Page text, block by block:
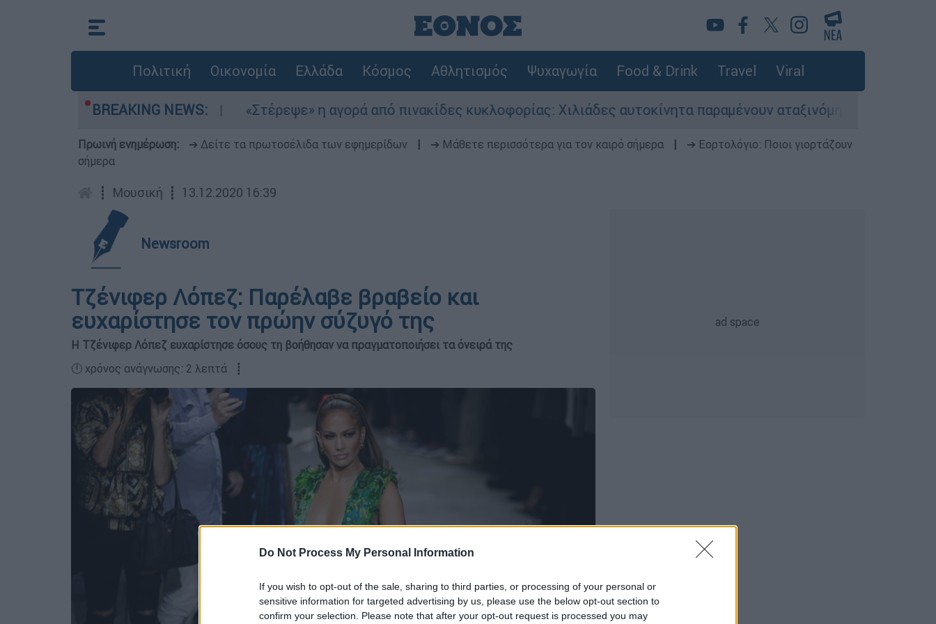
Do Not Process My Personal Information
If you wish to opt-out of the sale, sharing to third parties, or processing of your personal or
sensitive information for targeted advertising by us, please use the below opt-out section to
confirm your selection. Please note that after your opt-out request is processed you may
Πολιτική Οικονομία Ελλάδα Κόσμος Αθλητισμός Ψυχαγωγία Food & Drink Travel Viral
BREAKING NEWS:
μελτέμια στο Αιγαίο «Στέρεψε» η αγορά από πινακίδες κυκλοφορίας: Χιλιάδες αυτοκίνητα παραμένουν αταξινόμητα - Λύση αναζητά
Πρωινή ενημέρωση: ➔ Δείτε τα πρωτοσέλιδα των εφημερίδων ➔ Μάθετε περισσότερα για τον καιρό σήμερα
➔ Εορτολόγιο: Ποιοι γιορτάζουν
σήμερα
┋ Μουσική ┋ 13.12.2020 16:39
Newsroom
Τζένιφερ Λόπεζ: Παρέλαβε βραβείο και
ευχαρίστησε τον πρώην σύζυγό της
Η Τζένιφερ Λόπεζ ευχαρίστησε όσους τη βοήθησαν να πραγματοποιήσει τα όνειρά της
🕛 χρόνος ανάγνωσης: 2 λεπτά ┋